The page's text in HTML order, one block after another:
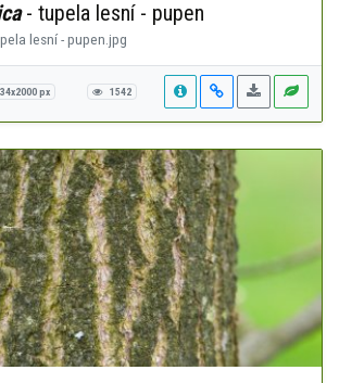
- tupela lesní - pupen
lesní - pupen.jpg
px 1542